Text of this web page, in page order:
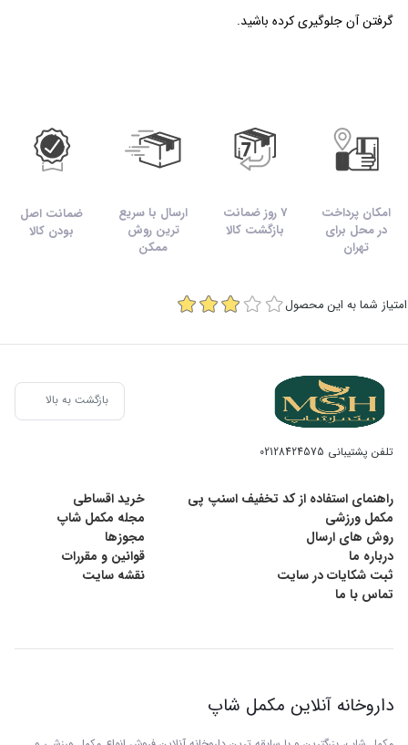
گرفتن آن جلوگیری کرده باشید.
امکان پرداخت
در محل برای
تهران
7 روز ضمانت
بازگشت کالا
ارسال با سریع
ترین روش
ممکن
ضمانت اصل
بودن کالا
امتیاز شما به این محصول
بازگشت به بالا
تلفن پشتیبانی 02128424575
راهنمای استفاده از کد تخفیف اسنپ پی
خرید اقساطی
مکمل ورزشی
مجله مکمل شاپ
روش های ارسال
مجوزها
درباره ما
قوانین و مقررات
ثبت شکایات در سایت
نقشه سایت
تماس با ما
داروخانه آنلاین مکمل شاپ